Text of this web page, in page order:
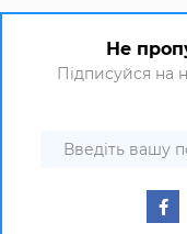
Не
Підписуйся на